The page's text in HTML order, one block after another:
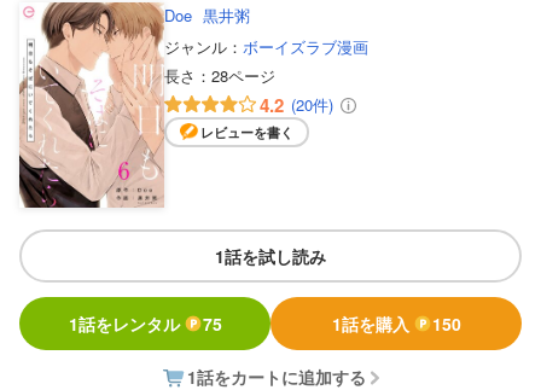
Doe 黒井粥
ジャンル： ボーイズラブ漫画
長さ： 28ページ
4.2 (20件)
レビューを書く
1話を試し読み
1話をレンタル 75 1話を購入 150
1話をカートに追加する